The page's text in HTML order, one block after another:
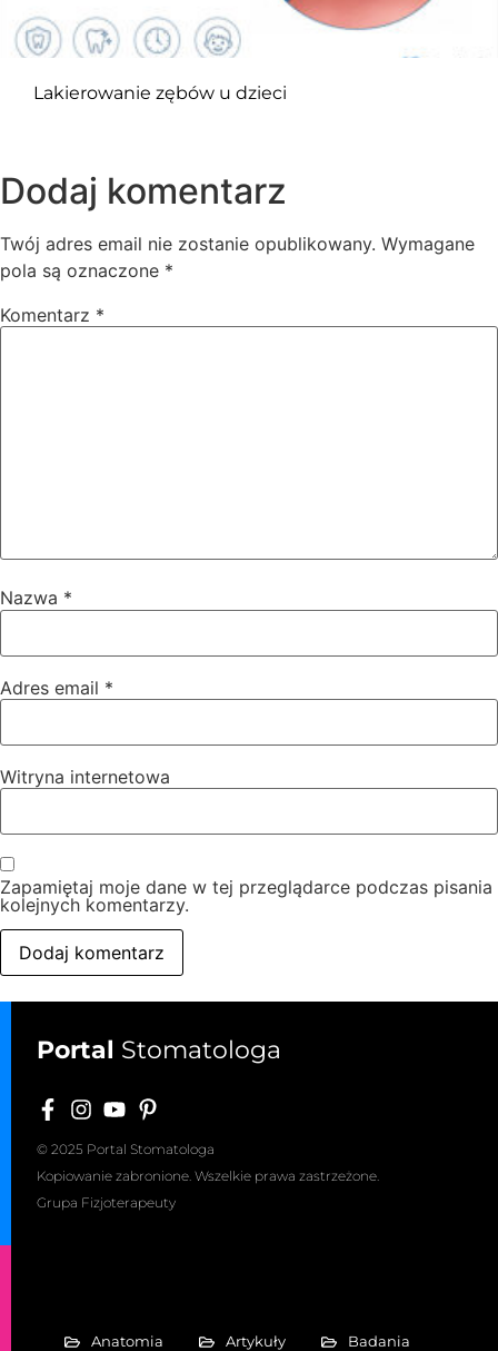
Lakierowanie zębów u dzieci
Dodaj komentarz
Twój adres email nie zostanie opublikowany. Wymagane
pola są oznaczone *
Komentarz *
Nazwa *
Adres email *
Witryna internetowa
Zapamiętaj moje dane w tej przeglądarce podczas pisania
kolejnych komentarzy.
Portal Stomatologa
© 2025 Portal Stomatologa
Kopiowanie zabronione. Wszelkie prawa zastrzeżone.
Grupa Fizjoterapeuty
Anatomia Artykuły Badania